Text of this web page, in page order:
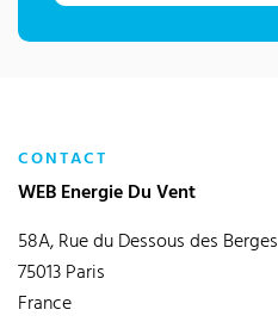
CONTACT
WEB Energie Du Vent
58A, Rue du Dessous des Berges
75013 Paris
France